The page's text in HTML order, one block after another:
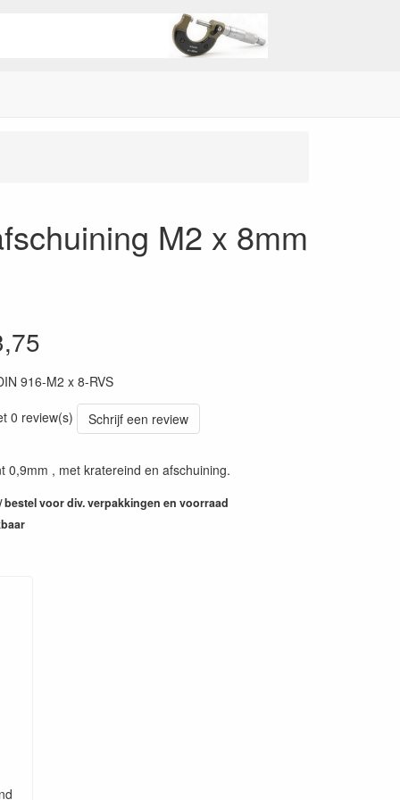
M2 x 8mm
916-M2 x 8-RVS
0 review(s)
Schrijf een review
0,9mm , met kratereind en afschuining.
bestel voor div. verpakkingen en voorraad